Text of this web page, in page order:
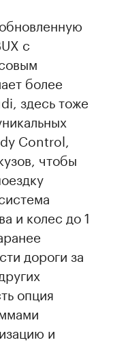
с
более
здесь тоже
Control,
чтобы
и колес до 1
дороги за
опция
и